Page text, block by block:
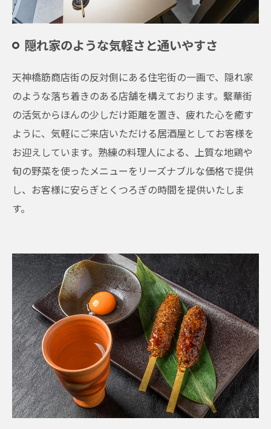
隠れ家のような気軽さと通いやすさ
天神橋筋商店街の反対側にある住宅街の一画で、隠れ家
のような落ち着きのある店舗を構えております。繫華街
の活気からほんの少しだけ距離を置き、疲れた心を癒す
ように、気軽にご来店いただける居酒屋としてお客様を
お迎えしています。熟練の料理人による、上質な地鶏や
旬の野菜を使ったメニューをリーズナブルな価格で提供
し、お客様に安らぎとくつろぎの時間を提供いたしま
す。